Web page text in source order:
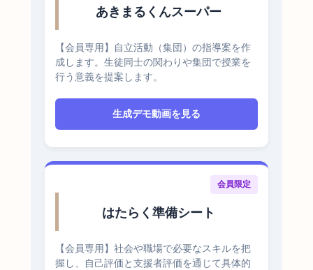
あきまるくんスーパー
【会員専用】自立活動（集団）の指導案を作
成します。生徒同士の関わりや集団で授業を
行う意義を提案します。
生成デモ動画を見る
会員限定
はたらく準備シート
【会員専用】社会や職場で必要なスキルを把
握し、自己評価と支援者評価を通じて具体的